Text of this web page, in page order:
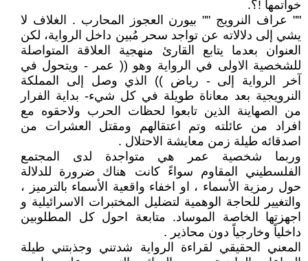
خواتمها !؟.
"" عراف النرويج "" بيورن العجوز المحارب . الغلاف لا
يشي إلى دلالاته عن تواجد سحر مُبين داخل الرواية، لكن
العنوان بعدما يتابع القارئ منهجية العلاقة المتواصلة
للشخصية الاولى في الرواية وهو (( عمر - ويتحول في
آخر الرواية إلى - رياض )) الذي وصل إلى المملكة
النرويجية بعد معاناة طويلة في كل شيء- بداية الفرار
من الصهاينة الذين تابعوا لحظات الحرب ولاحقوه مع
افراد من عائلته وتم اعتقالهم ومقتل العشرات من
اصدقائه طيلة زمن معايشة الاحتلال .
وربما شخصية عمر هي متواجدة لدى المجتمع
الفلسطيني المقاوم سواءً كانت هناك ضرورة للدلالة
حول رمزية الأسماء ، او اخفاء واقعية الأسماء بالترميز ،
والتغيير للحاجة الوهمية لتضليل المختبرات الاسرائيلية و
اجهزتها الخاصة الموساد. متابعة احول كل المطلوبين
داخلياً وخارجياً دون محاذير .
المعني الحقيقي لقراءة الرواية شدتني وجذبتني طيلة